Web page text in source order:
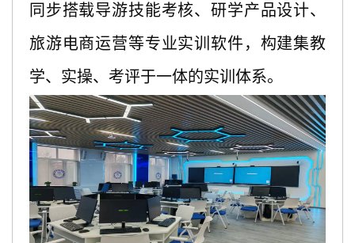
同步搭载导游技能考核、研学产品设计、
旅游电商运营等专业实训软件，构建集教
学、实操、考评于一体的实训体系。